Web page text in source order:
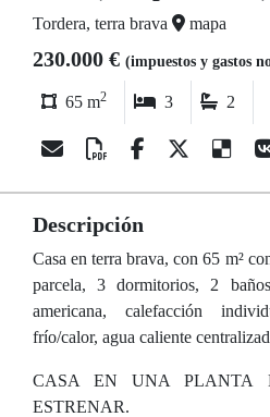
Tordera, terra brava mapa
230.000 € (impuestos y gastos
65 m2 3 2
Descripción
Casa en terra brava, con 65 m²
parcela, 3 dormitorios, 2
americana, calefacción
frío/calor, agua caliente
CASA EN UNA PLANTA
ESTRENAR.